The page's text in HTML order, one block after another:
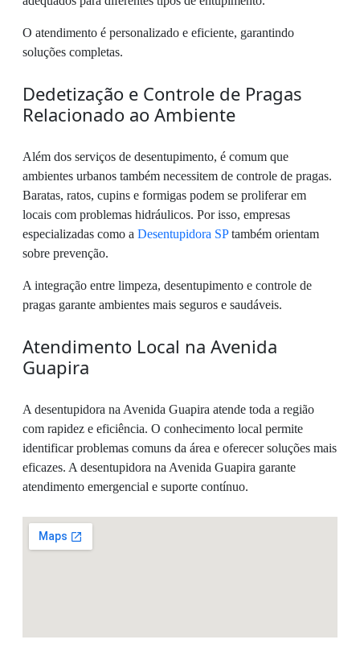
O atendimento é personalizado e eficiente, garantindo
soluções completas.
Dedetização e Controle de Pragas
Relacionado ao Ambiente
Além dos serviços de desentupimento, é comum que
ambientes urbanos também necessitem de controle de pragas.
Baratas, ratos, cupins e formigas podem se proliferar em
locais com problemas hidráulicos. Por isso, empresas
especializadas como a Desentupidora SPtambém orientam
sobre prevenção.
A integração entre limpeza, desentupimento e controle de
pragas garante ambientes mais seguros e saudáveis.
Atendimento Local na Avenida
Guapira
A desentupidora na Avenida Guapira atende toda a região
com rapidez e eficiência. O conhecimento local permite
identificar problemas comuns da área e oferecer soluções mais
eficazes. A desentupidora na Avenida Guapira garante
atendimento emergencial e suporte contínuo.